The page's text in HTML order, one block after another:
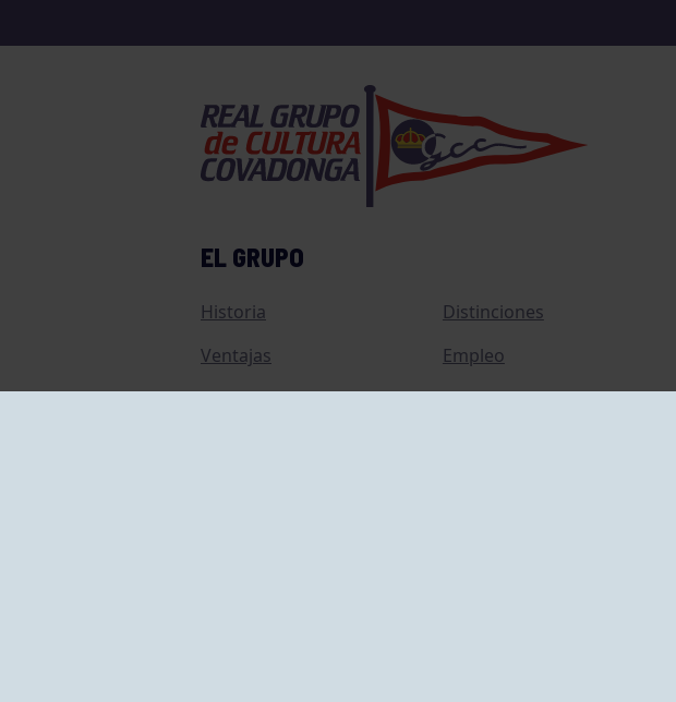
EL GRUPO
Historia
Distinciones
Ventajas
Empleo
Junta directiva
Publicaciones